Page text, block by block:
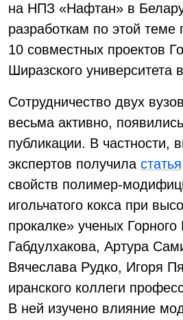
на НПЗ «Нафтан» в
разработкам по этой
10 совместных проектов
Ширазского университета
Сотрудничество двух
весьма активно,
публикации. В частности,
экспертов получила статья
свойств полимер-
игольчатого кокса при
прокалке» ученых Горного
Габдулхакова, Артура
Вячеслава Рудко, Игоря
иранского коллеги
В ней изучено влияние